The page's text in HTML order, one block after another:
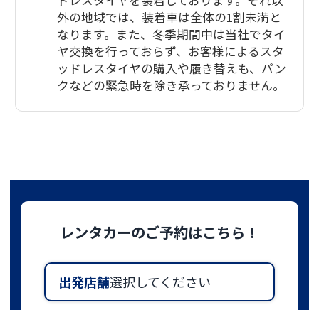
外の地域では、装着車は全体の1割未満と
なります。また、冬季期間中は当社でタイ
ヤ交換を行っておらず、お客様によるスタ
ッドレスタイヤの購入や履き替えも、パン
クなどの緊急時を除き承っておりません。
レンタカーのご予約はこちら！
出発店舗選択してください